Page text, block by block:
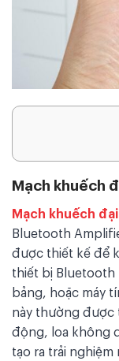
Mạch khuếch
Mạch khuếch
Bluetooth
được thiết kế để
thiết bị Bluetooth
bảng, hoặc máy
này thường được
động, loa không
tạo ra trải